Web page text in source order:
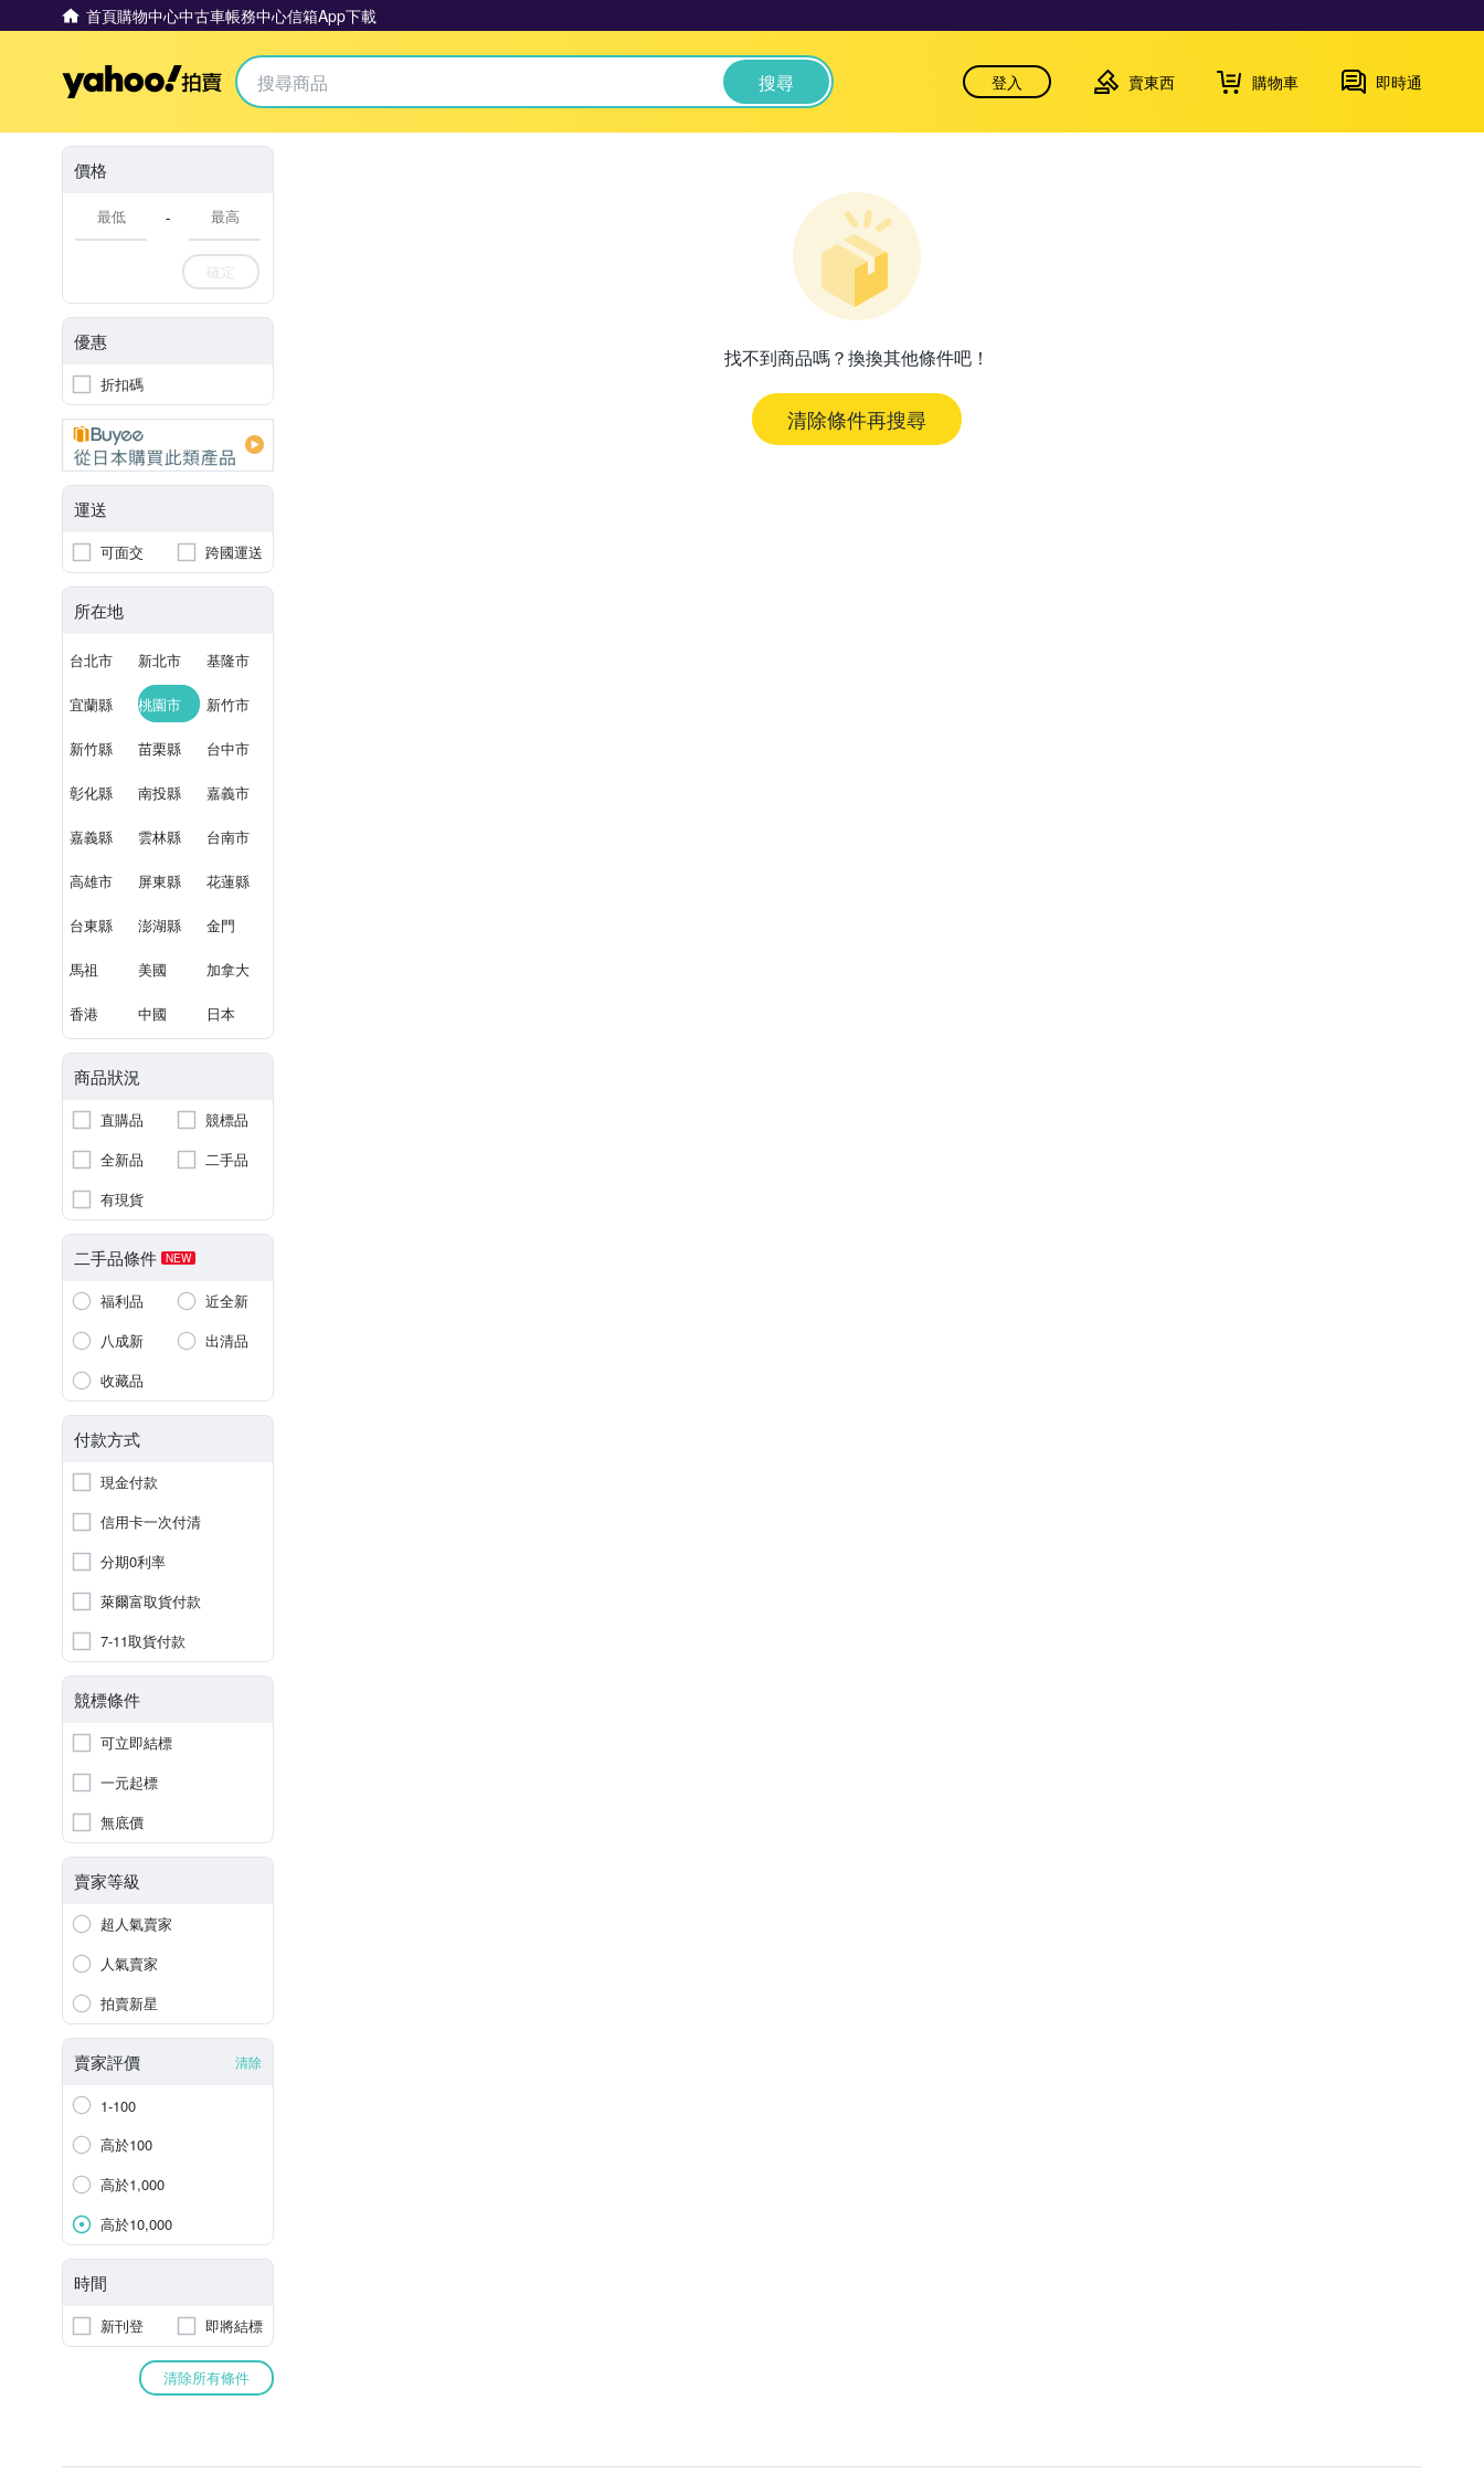
首頁購物中心中古車帳務中心信箱App下載
Yahoo拍賣 搜尋 登入 賣東西 購物車 即時通
價格
-
確定
優惠
折扣碼
運送
可面交 跨國運送
所在地
台北市 新北市 基隆市
宜蘭縣 桃園市 新竹市
新竹縣 苗栗縣 台中市
彰化縣 南投縣 嘉義市
嘉義縣 雲林縣 台南市
高雄市 屏東縣 花蓮縣
台東縣 澎湖縣 金門
馬祖 美國 加拿大
香港 中國 日本
商品狀況
直購品
競標品
全新品
二手品
有現貨
二手品條件 NEW
福利品
近全新
八成新
出清品
收藏品
付款方式
現金付款
信用卡一次付清
分期0利率
萊爾富取貨付款
7-11取貨付款
競標條件
可立即結標
一元起標
無底價
賣家等級
超人氣賣家
人氣賣家
拍賣新星
賣家評價 清除
1-100
高於100
高於1,000
高於10,000
時間
新刊登 即將結標
清除所有條件
找不到商品嗎？換換其他條件吧！
清除條件再搜尋